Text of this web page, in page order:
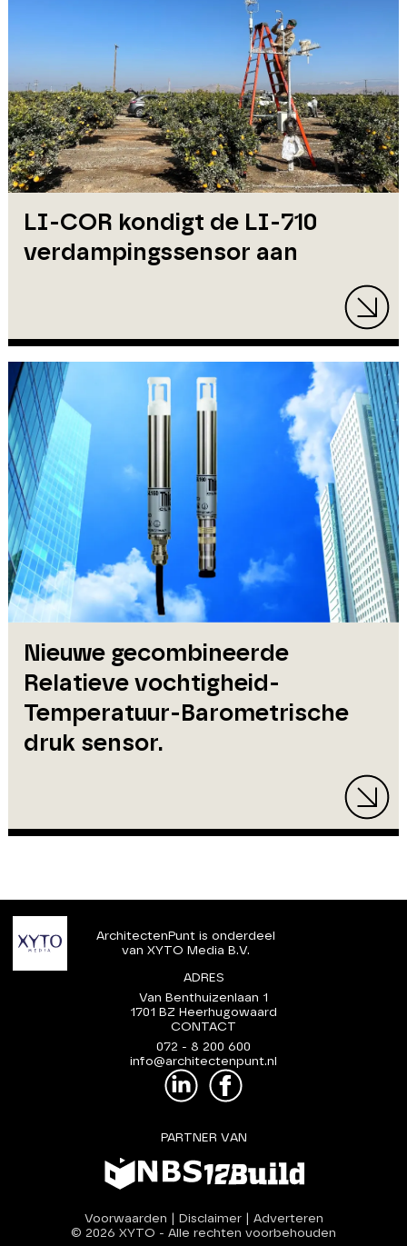
LI-COR kondigt de LI-710
verdampingssensor aan
Nieuwe gecombineerde
Relatieve vochtigheid-
Temperatuur-Barometrische
druk sensor.
ArchitectenPunt is onderdeel
van XYTO Media B.V.
ADRES
Van Benthuizenlaan 1
1701 BZ Heerhugowaard
CONTACT
072 - 8 200 600
info@architectenpunt.nl
PARTNER VAN
Voorwaarden Disclaimer| Adverteren
© 2026 XYTO - Alle rechten voorbehouden